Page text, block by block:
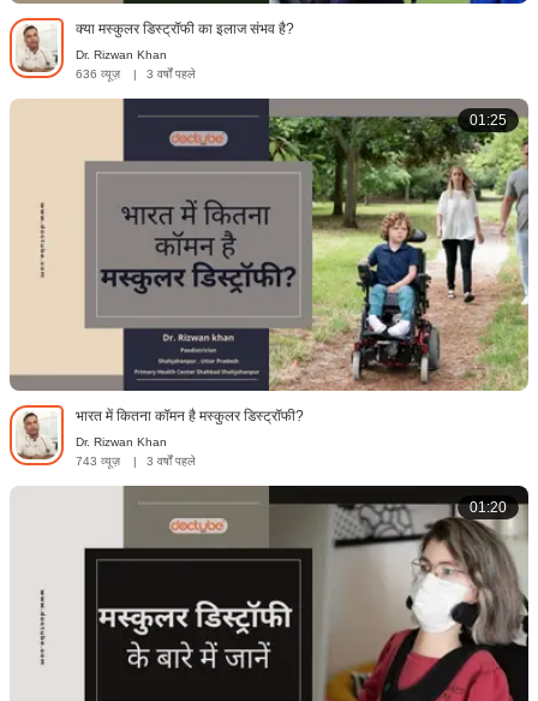
क्या मस्कुलर डिस्ट्रॉफी का इलाज संभव है?
Dr. Rizwan Khan
636 व्यूज़
| 3 वर्षों पहले
01:25
भारत में कितना कॉमन है मस्कुलर डिस्ट्रॉफी?
Dr. Rizwan Khan
743 व्यूज़
| 3 वर्षों पहले
01:20